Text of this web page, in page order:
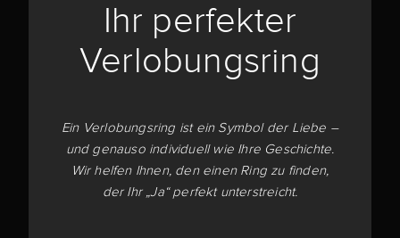
Ihr perfekter
Verlobungsring
Ein Verlobungsring ist ein Symbol der Liebe –
und genauso individuell wie Ihre Geschichte.
Wir helfen Ihnen, den einen Ring zu finden,
der Ihr „Ja“ perfekt unterstreicht.